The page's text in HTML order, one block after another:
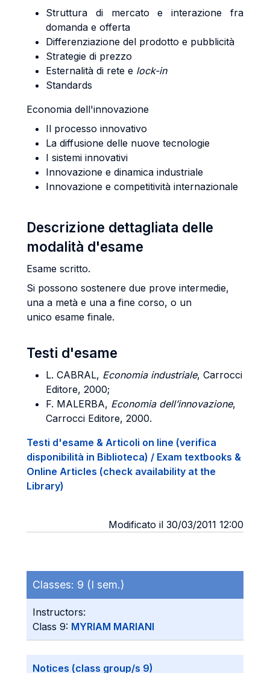
Struttura di mercato e interazione fra
domanda e offerta
Differenziazione del prodotto e pubblicità
Strategie di prezzo
Esternalità di rete e lock-in
Standards
Economia dell'innovazione
Il processo innovativo
La diffusione delle nuove tecnologie
I sistemi innovativi
Innovazione e dinamica industriale
Innovazione e competitività internazionale
Descrizione dettagliata delle
modalità d'esame
Esame scritto.
Si possono sostenere due prove intermedie,
una a metà e una a fine corso, o un
unico esame finale.
Testi d'esame
L. CABRAL, Economia industriale, Carrocci
Editore, 2000;
F. MALERBA, Economia dell’innovazione,
Carrocci Editore, 2000.
Testi d'esame & Articoli on line (verifica
disponibilità in Biblioteca) / Exam textbooks &
Online Articles (check availability at the
Library)
Modificato il 30/03/2011 12:00
Classes: 9 (I sem.)
Instructors:
Class 9: MYRIAM MARIANI
Notices (class group/s 9)